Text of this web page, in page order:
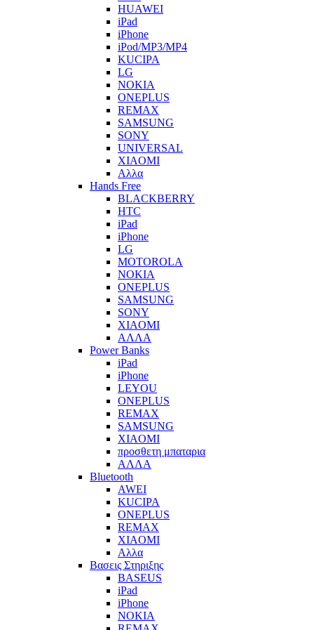
HUAWEI
iPad
iPhone
iPod/MP3/MP4
KUCIPA
LG
NOKIA
ONEPLUS
REMAX
SAMSUNG
SONY
UNIVERSAL
XIAOMI
Αλλα
Hands Free
BLACKBERRY
HTC
iPad
iPhone
LG
MOTOROLA
NOKIA
ONEPLUS
SAMSUNG
SONY
XIAOMI
ΑΛΛΑ
Power Banks
iPad
iPhone
LEYOU
ONEPLUS
REMAX
SAMSUNG
XIAOMI
προσθετη μπαταρια
ΑΛΛΑ
Bluetooth
AWEI
KUCIPA
ONEPLUS
REMAX
XIAOMI
Αλλα
Βασεις Στηριξης
BASEUS
iPad
iPhone
NOKIA